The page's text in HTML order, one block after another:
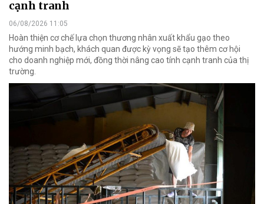
cạnh tranh
06/08/2026 11:05
Hoàn thiện cơ chế lựa chọn thương nhân xuất khẩu gạo theo
hướng minh bạch, khách quan được kỳ vọng sẽ tạo thêm cơ hội
cho doanh nghiệp mới, đồng thời nâng cao tính cạnh tranh của thị
trường.